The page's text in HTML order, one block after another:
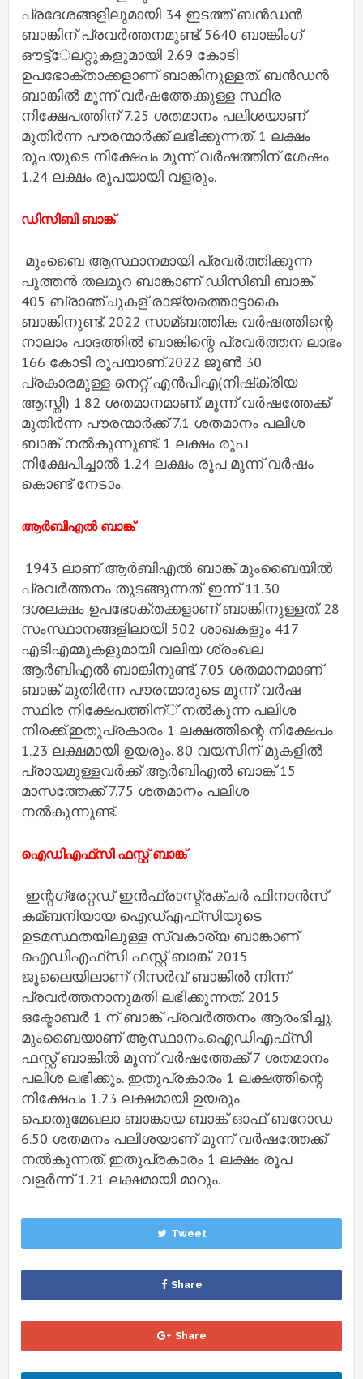
പ്രദേശങ്ങളിലുമായി 34 ഇടത്ത് ബന്‍ഡന്‍
ബാങ്കിന് പ്രവര്‍ത്തനമുണ്ട്. 5640 ബാങ്കിംഗ്
ഔട്ട്േലറ്റുകളുമായി 2.69 കോടി
ഉപഭോക്താക്കളാണ് ബാങ്കിനുള്ളത്. ബന്‍ഡന്‍
ബാങ്കില്‍ മൂന്ന് വര്‍ഷത്തേക്കുള്ള സ്ഥിര
നിക്ഷേപത്തിന് 7.25 ശതമാനം പലിശയാണ്
മുതിര്‍ന്ന പൗരന്മാര്‍ക്ക് ലഭിക്കുന്നത്. 1 ലക്ഷം
രൂപയുടെ നിക്ഷേപം മൂന്ന് വര്‍ഷത്തിന് ശേഷം
1.24 ലക്ഷം രൂപയായി വളരും.
ഡിസിബി ബാങ്ക്
മുംബൈ ആസ്ഥാനമായി പ്രവര്‍ത്തിക്കുന്ന
പുത്തന്‍ തലമുറ ബാങ്കാണ് ഡിസിബി ബാങ്ക്.
405 ബ്രാഞ്ചുകള് രാജ്യത്തൊട്ടാകെ
ബാങ്കിനുണ്ട്. 2022 സാമ്ബത്തിക വര്‍ഷത്തിന്റെ
നാലാം പാദത്തില്‍ ബാങ്കിന്റെ പ്രവര്‍ത്തന ലാഭം
166 കോടി രൂപയാണ്.2022 ജൂണ്‍ 30
പ്രകാരമുള്ള നെറ്റ് എന്‍പിഎ(നിഷ്‌ക്രിയ
ആസ്തി) 1.82 ശതമാനമാണ്. മൂന്ന് വര്‍ഷത്തേക്ക്
മുതിര്‍ന്ന പൗരന്മാര്‍ക്ക് 7.1 ശതമാനം പലിശ
ബാങ്ക് നല്‍കുന്നുണ്ട്. 1 ലക്ഷം രൂപ
നിക്ഷേപിച്ചാല്‍ 1.24 ലക്ഷം രൂപ മൂന്ന് വര്‍ഷം
കൊണ്ട് നേടാം.
ആര്‍ബിഎല്‍ ബാങ്ക്
1943 ലാണ് ആര്‍ബിഎല്‍ ബാങ്ക് മുംബൈയില്‍
പ്രവര്‍ത്തനം തുടങ്ങുന്നത്. ഇന്ന് 11.30
ദശലക്ഷം ഉപഭോക്തക്കളാണ് ബാങ്കിനുള്ളത്. 28
സംസ്ഥാനങ്ങളിലായി 502 ശാഖകളും 417
എടിഎമ്മുകളുമായി വലിയ ശ്രംഖല
ആര്‍ബിഎല്‍ ബാങ്കിനുണ്ട്. 7.05 ശതമാനമാണ്
ബാങ്ക് മുതിര്‍ന്ന പൗരന്മാരുടെ മൂന്ന് വര്‍ഷ
സ്ഥിര നിക്ഷേപത്തിന്് നല്‍കുന്ന പലിശ
നിരക്ക്.ഇതുപ്രകാരം 1 ലക്ഷത്തിന്റെ നിക്ഷേപം
1.23 ലക്ഷമായി ഉയരും. 80 വയസിന് മുകളില്‍
പ്രായമുള്ളവര്‍ക്ക് ആര്‍ബിഎല്‍ ബാങ്ക് 15
മാസത്തേക്ക് 7.75 ശതമാനം പലിശ
നല്‍കുന്നുണ്ട്.
ഐഡിഎഫ്‌സി ഫസ്റ്റ് ബാങ്ക്
ഇന്റഗ്രേറ്റഡ് ഇന്‍ഫ്രാസ്ട്രക്ചര്‍ ഫിനാന്‍സ്
കമ്ബനിയായ ഐഡ്‌എഫ്‌സിയുടെ
ഉടമസ്ഥതയിലുള്ള സ്വകാര്യ ബാങ്കാണ്
ഐഡിഎഫ്‌സി ഫസ്റ്റ് ബാങ്ക്. 2015
ജൂലൈയിലാണ് റിസര്‍വ് ബാങ്കില്‍ നിന്ന്
പ്രവര്‍ത്തനാനുമതി ലഭിക്കുന്നത്. 2015
ഒക്ടോബര്‍ 1 ന് ബാങ്ക് പ്രവര്‍ത്തനം ആരംഭിച്ചു.
മുംബൈയാണ് ആസ്ഥാനം.ഐഡിഎഫ്‌സി
ഫസ്റ്റ് ബാങ്കില്‍ മൂന്ന് വര്‍ഷത്തേക്ക് 7 ശതമാനം
പലിശ ലഭിക്കും. ഇതുപ്രകാരം 1 ലക്ഷത്തിന്റെ
നിക്ഷേപം 1.23 ലക്ഷമായി ഉയരും.
പൊതുമേഖലാ ബാങ്കായ ബാങ്ക് ഓഫ് ബറോഡ
6.50 ശതമനം പലിശയാണ് മൂന്ന് വര്‍ഷത്തേക്ക്
നല്‍കുന്നത്. ഇതുപ്രകാരം 1 ലക്ഷം രൂപ
വളര്‍ന്ന് 1.21 ലക്ഷമായി മാറും.
Tweet
Share
Share